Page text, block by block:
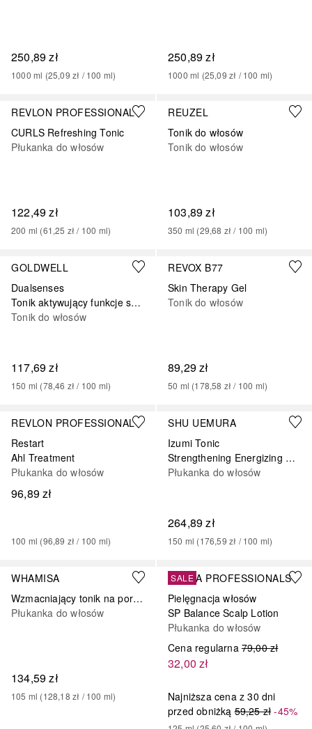
250,89 zł
1000 ml (25,09 zł / 100 ml)
250,89 zł
1000 ml (25,09 zł / 100 ml)
REVLON PROFESSIONAL
CURLS Refreshing Tonic
Płukanka do włosów
122,49 zł
200 ml (61,25 zł / 100 ml)
REUZEL
Tonik do włosów
Tonik do włosów
103,89 zł
350 ml (29,68 zł / 100 ml)
GOLDWELL
Dualsenses
Tonik aktywujący funkcje skóry głowy Dualsenses Men
Tonik do włosów
117,69 zł
150 ml (78,46 zł / 100 ml)
REVOX B77
Skin Therapy Gel
Tonik do włosów
89,29 zł
50 ml (178,58 zł / 100 ml)
REVLON PROFESSIONAL
Restart
Ahl Treatment
Płukanka do włosów
96,89 zł
100 ml (96,89 zł / 100 ml)
SHU UEMURA
Izumi Tonic
Strengthening Energizing Water
Płukanka do włosów
264,89 zł
150 ml (176,59 zł / 100 ml)
WHAMISA
Wzmacniający tonik na porost włosów SEEDS HAIR SCALP TONIC
Płukanka do włosów
134,59 zł
105 ml (128,18 zł / 100 ml)
WELLA PROFESSIONALS
Pielęgnacja włosów
SP Balance Scalp Lotion
Płukanka do włosów
Cena regularna 79,00 zł
32,00 zł
Najniższa cena z 30 dni
przed obniżką 59,25 zł-45%
SALE